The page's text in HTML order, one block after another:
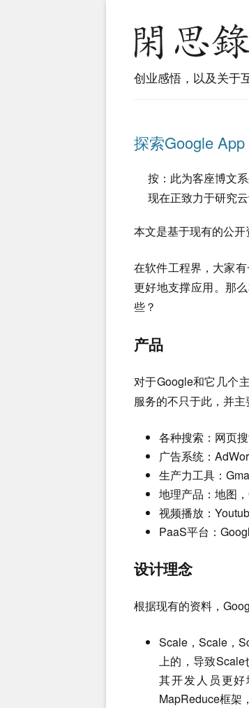
创业感悟，以及关于
探索Google
按：此为客座博文
现在正致力于研究云
本文是基于现有的公开
在软件工程界，大家
更好地支撑应用。那
些？
产品
对于Google和它几个
服务的不只于此，并主
各种搜索：网页
广告系统：
生产力工具：
地理产品：地图
视频播放：
PaaS平台：
设计理念
根据现有的资料，
Scale，Scale，
上的，导致Scale
其开发人员更
MapReduce框架